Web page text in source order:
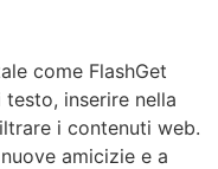
come FlashGet
inserire nella
i contenuti web.
amicizie e a